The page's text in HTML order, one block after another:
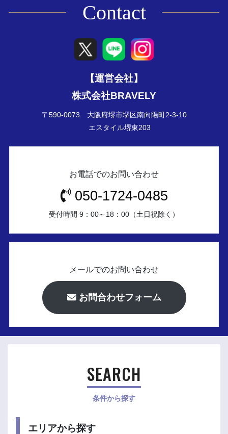
Contact
【運営会社】
株式会社BRAVELY
〒590-0073 大阪府堺市堺区南向陽町2-3-10
エスタイル堺東203
お電話でのお問い合わせ
050-1724-0485
受付時間 9：00～18：00（土日祝除く）
メールでのお問い合わせ
お問合わせフォーム
SEARCH
条件から探す
エリアから探す